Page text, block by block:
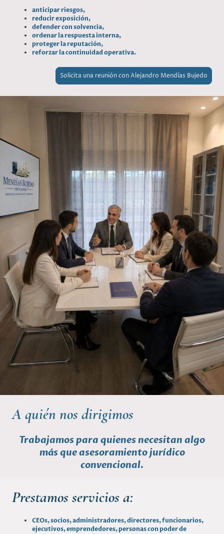
anticipar riesgos,
reducir exposición,
defender con solvencia,
ordenar la respuesta interna,
proteger la reputación,
reforzar la continuidad operativa.
Solicita una reunión con Alejandro Mendías Bujedo
A quién nos dirigimos
Trabajamos para quienes necesitan algo
más que asesoramiento jurídico
convencional.
Prestamos servicios a:
CEOs, socios, administradores, directores, funcionarios,
ejecutivos, emprendedores, personas con poder de